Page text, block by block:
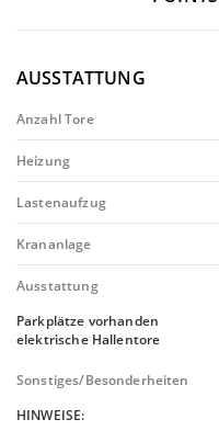
AUSSTATTUNG
Anzahl Tore
Heizung
Lastenaufzug
Krananlage
Ausstattung
Parkplätze vorhanden
elektrische Hallentore
Sonstiges/Besonderheiten
HINWEISE: